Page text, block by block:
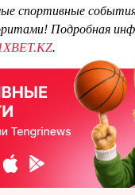
спортивные
Подробная
.